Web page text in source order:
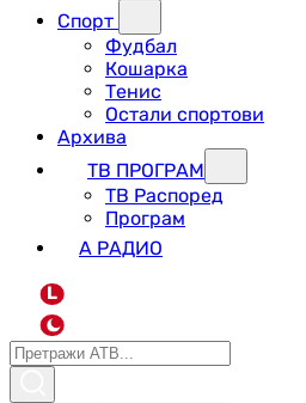
Спорт
Фудбал
Кошарка
Тенис
Остали спортови
Архива
ТВ ПРОГРАМ
ТВ Распоред
Програм
А РАДИО
L